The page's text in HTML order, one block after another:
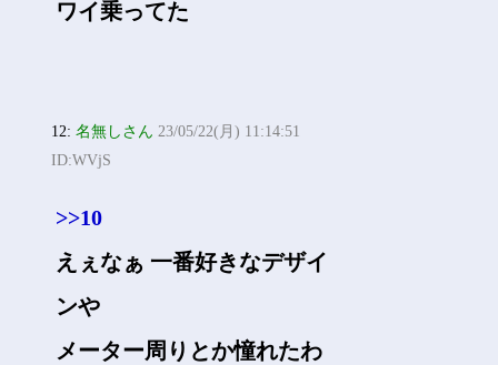
ワイ乗ってた
12:名無しさん 23/05/22(月) 11:14:51
ID:WVjS
>>10
えぇなぁ 一番好きなデザイ
ンや
メーター周りとか憧れたわ